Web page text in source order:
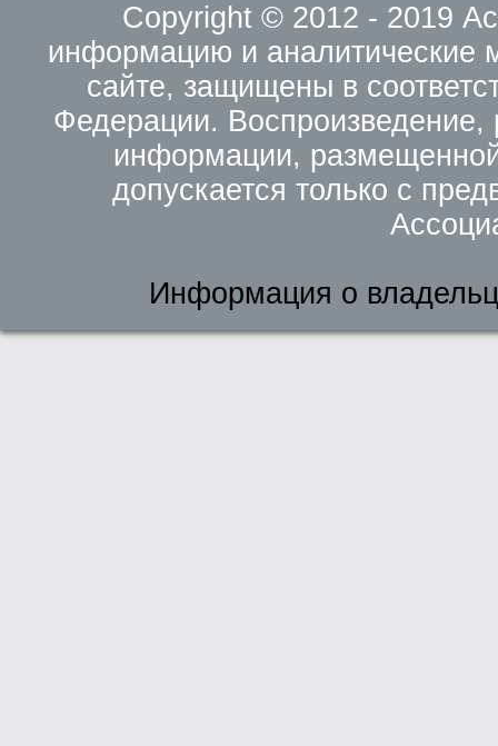
Copyright © 2012 - 2019
информацию и
сайте, защищены в
Федерации. Воспроизведение,
информации,
допускается только с
Информация о